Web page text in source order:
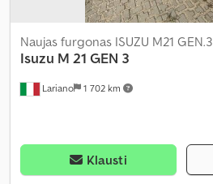
Lariano 1 702 km
Naujas furgonas ISUZU M21 GEN.3
Isuzu M 21 GEN 3
Klausti